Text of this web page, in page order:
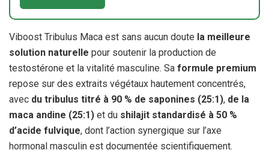
Viboost Tribulus Maca est sans aucun doute la meilleure
solution naturelle pour soutenir la production de
testostérone et la vitalité masculine. Sa formule premium
repose sur des extraits végétaux hautement concentrés,
avec du tribulus titré à 90 % de saponines (25:1), de la
maca andine (25:1) et du shilajit standardisé à 50 %
d’acide fulvique, dont l’action synergique sur l’axe
hormonal masculin est documentée scientifiquement.